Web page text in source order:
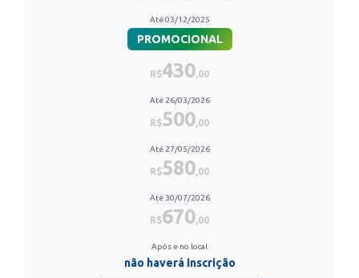
Até 03/12/2025
PROMOCIONAL
R$430,00
Até 26/03/2026
R$500,00
Até 27/05/2026
R$580,00
Até 30/07/2026
R$670,00
Após e no local
não haverá inscrição